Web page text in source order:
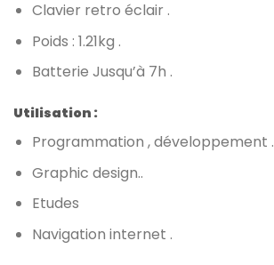
Clavier retro éclair .
Poids : 1.21kg .
Batterie Jusqu’à 7h .
Utilisation :
Programmation , développement .
Graphic design..
Etudes
Navigation internet .